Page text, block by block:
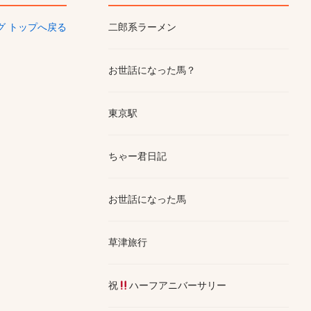
トップへ戻る 二郎系ラーメン
お世話になった馬？
東京駅
ちゃー君日記
お世話になった馬
草津旅行
祝 ハーフアニバーサリー